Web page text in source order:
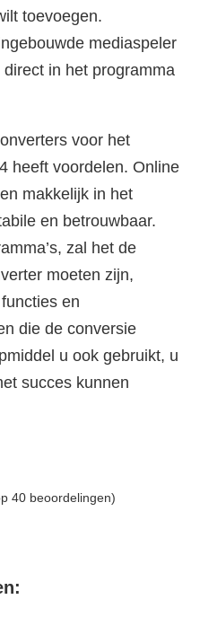
toevoegen.
mediaspeler
in het programma
voor het
heeft voordelen. Online
makkelijk in het
en betrouwbaar.
zal het de
moeten zijn,
en
die de conversie
u ook gebruikt, u
succes kunnen
40 beoordelingen)